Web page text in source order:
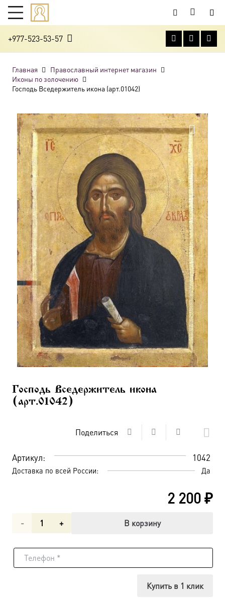
+977-523-53-57
Главная
Православный интернет магазин
Иконы по золочению
Господь Вседержитель икона (арт.01042)
Господь Вседержитель икона
(арт.01042)
Поделиться
Артикул: 1042
Доставка по всей России: Да
2 200₽
Количество
Господь
В корзину
Купить в 1 клик